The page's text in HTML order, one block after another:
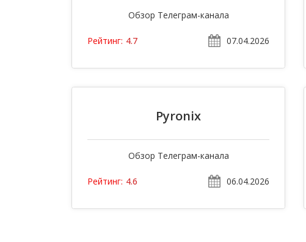
Обзор Телеграм-канала
Рейтинг: 4.7 07.04.2026
Pyronix
Обзор Телеграм-канала
Рейтинг: 4.6 06.04.2026